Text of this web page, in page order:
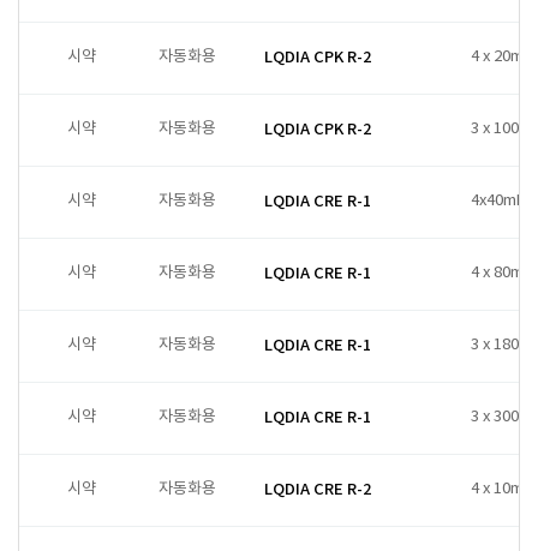
시약 자동화용 LQDIA CPK R-2 4 x 20ml
시약 자동화용 LQDIA CPK R-2 3 x 100ml
시약 자동화용 LQDIA CRE R-1 4x40mL
시약 자동화용 LQDIA CRE R-1 4 x 80ml
시약 자동화용 LQDIA CRE R-1 3 x 180ml
시약 자동화용 LQDIA CRE R-1 3 x 300ml
시약 자동화용 LQDIA CRE R-2 4 x 10ml